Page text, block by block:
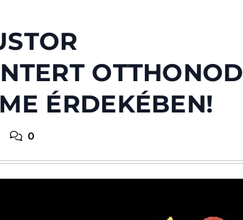
OTTHONOD
ÉRDEKÉBEN!
0